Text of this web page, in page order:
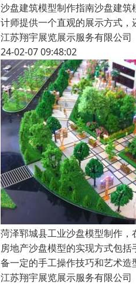
沙盘建筑模型制作指南沙盘建
计师提供一个直观的展示方式
江苏翔宇展览展示服务有限公司
24-02-07 09:48:02
菏泽郓城县工业沙盘模型制作
房地产沙盘模型的实现方式包
备一定的手工操作技巧和艺术
江苏翔宇展览展示服务有限公司